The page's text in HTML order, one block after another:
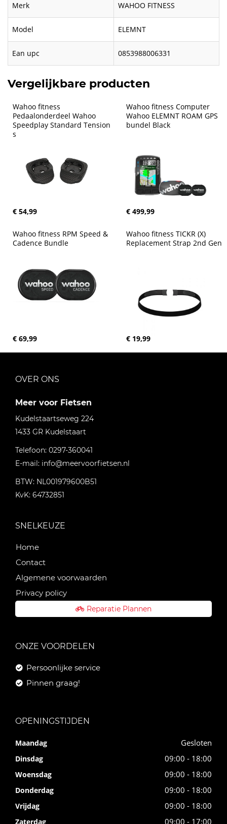
Merk WAHOO FITNESS
Model ELEMNT
Ean upc 0853988006331
Vergelijkbare producten
Wahoo fitness
Pedaalonderdeel Wahoo
Speedplay Standard Tension
s
€ 54,99
Wahoo fitness Computer
Wahoo ELEMNT ROAM GPS
bundel Black
€ 499,99
Wahoo fitness RPM Speed &
Cadence Bundle
€ 69,99
Wahoo fitness TICKR (X)
Replacement Strap 2nd Gen
€ 19,99
OVER ONS
Meer voor Fietsen
Kudelstaartseweg 224
1433 GR Kudelstaart
Telefoon: 0297-360041
E-mail: info@meervoorfietsen.nl
BTW: NL001979600B51
KvK: 64732851
SNELKEUZE
Home
Contact
Algemene voorwaarden
Privacy policy
Reparatie Plannen
ONZE VOORDELEN
Persoonlijke service
Pinnen graag!
OPENINGSTIJDEN
Maandag Gesloten
Dinsdag 09:00 - 18:00
Woensdag 09:00 - 18:00
Donderdag 09:00 - 18:00
Vrijdag 09:00 - 18:00
Zaterdag 09:00 - 17:00